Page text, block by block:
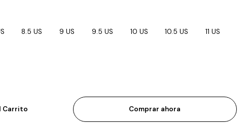
8.5 US 9 US 9.5 US 10 US 10.5 US 11 US
Carrito Comprar ahora